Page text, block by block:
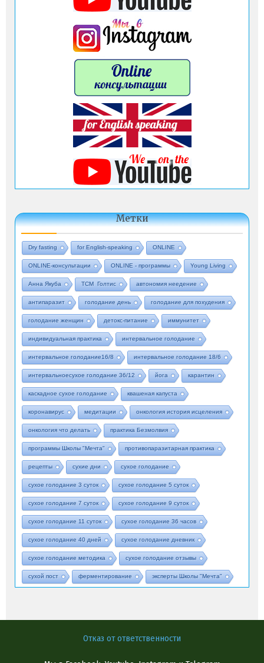
Метки
Dry fasting for English-speaking ONLINE
ONLINE-консультации ONLINE - программы Young Living
Анна Якуба ТСМ Голтис автономия неедение
антипаразит голодание день голодание для похудения
голодание женщин детокс-питание иммунитет
индивидуальная практика интервальное голодание
интервальное голодание16/8 интервальное голодание 18/6
интервальноесухое голодание 36/12 йога карантин
каскадное сухое голодание квашеная капуста
коронавирус медитации онкология история исцеления
онкология что делать практика Безмолвия
программы Школы "Мечта" противопаразитарная практика
рецепты сухие дни сухое голодание
сухое голодание 3 суток сухое голодание 5 суток
сухое голодание 7 суток сухое голодание 9 суток
сухое голодание 11 суток сухое голодание 36 часов
сухое голодание 40 дней сухое голодание дневник
сухое голодание методика сухое голодание отзывы
сухой пост ферментирование эксперты Школы "Мечта"
Отказ от ответственности